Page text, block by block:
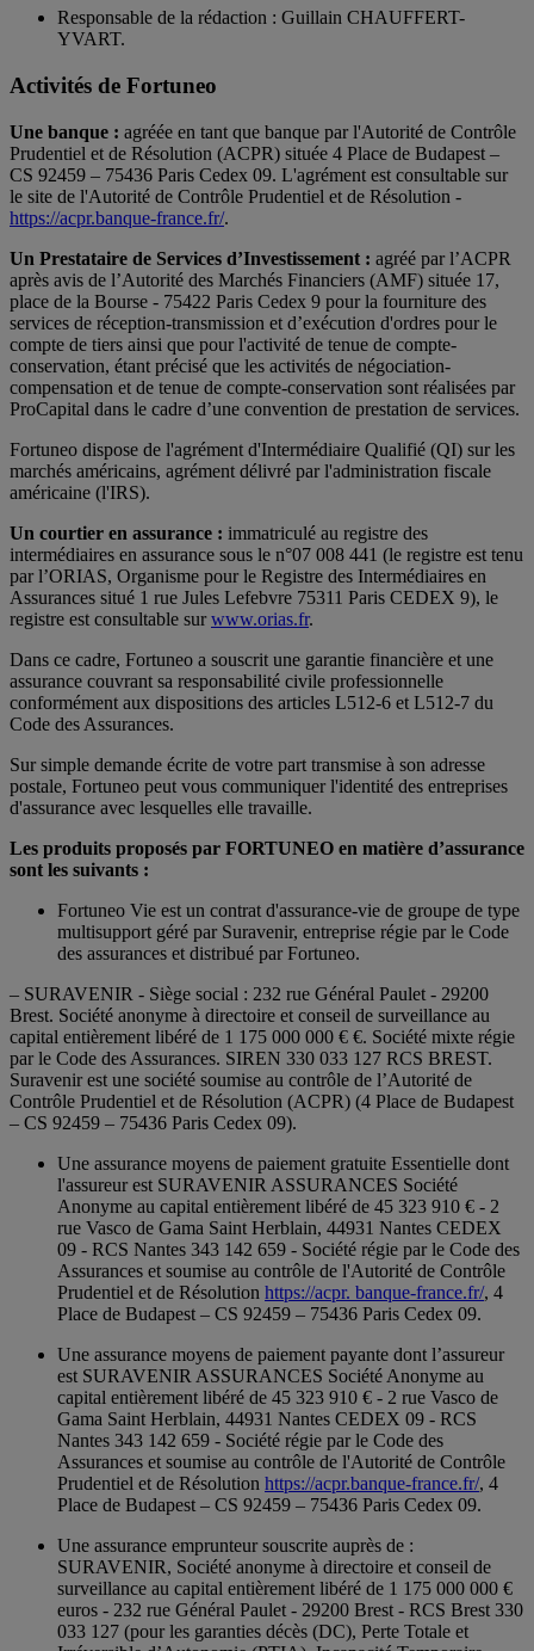
Responsable de la rédaction : Guillain CHAUFFERT-
YVART.
Activités de Fortuneo
Une banque : agréée en tant que banque par l'Autorité de Contrôle
Prudentiel et de Résolution (ACPR) située 4 Place de Budapest –
CS 92459 – 75436 Paris Cedex 09. L'agrément est consultable sur
le site de l'Autorité de Contrôle Prudentiel et de Résolution -
https://acpr.banque-france.fr/.
Un Prestataire de Services d’Investissement : agréé par l’ACPR
après avis de l’Autorité des Marchés Financiers (AMF) située 17,
place de la Bourse - 75422 Paris Cedex 9 pour la fourniture des
services de réception-transmission et d’exécution d'ordres pour le
compte de tiers ainsi que pour l'activité de tenue de compte-
conservation, étant précisé que les activités de négociation-
compensation et de tenue de compte-conservation sont réalisées par
ProCapital dans le cadre d’une convention de prestation de services.
Fortuneo dispose de l'agrément d'Intermédiaire Qualifié (QI) sur les
marchés américains, agrément délivré par l'administration fiscale
américaine (l'IRS).
Un courtier en assurance : immatriculé au registre des
intermédiaires en assurance sous le n°07 008 441 (le registre est tenu
par l’ORIAS, Organisme pour le Registre des Intermédiaires en
Assurances situé 1 rue Jules Lefebvre 75311 Paris CEDEX 9), le
registre est consultable surwww.orias.fr.
Dans ce cadre, Fortuneo a souscrit une garantie financière et une
assurance couvrant sa responsabilité civile professionnelle
conformément aux dispositions des articles L512-6 et L512-7 du
Code des Assurances.
Sur simple demande écrite de votre part transmise à son adresse
postale, Fortuneo peut vous communiquer l'identité des entreprises
d'assurance avec lesquelles elle travaille.
Les produits proposés par FORTUNEO en matière d’assurance
sont les suivants :
Fortuneo Vie est un contrat d'assurance-vie de groupe de type
multisupport géré par Suravenir, entreprise régie par le Code
des assurances et distribué par Fortuneo.
– SURAVENIR - Siège social : 232 rue Général Paulet - 29200
Brest. Société anonyme à directoire et conseil de surveillance au
capital entièrement libéré de 1 175 000 000 € €. Société mixte régie
par le Code des Assurances. SIREN 330 033 127 RCS BREST.
Suravenir est une société soumise au contrôle de l’Autorité de
Contrôle Prudentiel et de Résolution (ACPR) (4 Place de Budapest
– CS 92459 – 75436 Paris Cedex 09).
Une assurance moyens de paiement gratuite Essentielle dont
l'assureur est SURAVENIR ASSURANCES Société
Anonyme au capital entièrement libéré de 45 323 910 € - 2
rue Vasco de Gama Saint Herblain, 44931 Nantes CEDEX
09 - RCS Nantes 343 142 659 - Société régie par le Code des
Assurances et soumise au contrôle de l'Autorité de Contrôle
Prudentiel et de Résolution https://acpr. banque-france.fr/, 4
Place de Budapest – CS 92459 – 75436 Paris Cedex 09.
Une assurance moyens de paiement payante dont l’assureur
est SURAVENIR ASSURANCES Société Anonyme au
capital entièrement libéré de 45 323 910 € - 2 rue Vasco de
Gama Saint Herblain, 44931 Nantes CEDEX 09 - RCS
Nantes 343 142 659 - Société régie par le Code des
Assurances et soumise au contrôle de l'Autorité de Contrôle
Prudentiel et de Résolution https://acpr.banque-france.fr/, 4
Place de Budapest – CS 92459 – 75436 Paris Cedex 09.
Une assurance emprunteur souscrite auprès de :
SURAVENIR, Société anonyme à directoire et conseil de
surveillance au capital entièrement libéré de 1 175 000 000 €
euros - 232 rue Général Paulet - 29200 Brest - RCS Brest 330
033 127 (pour les garanties décès (DC), Perte Totale et